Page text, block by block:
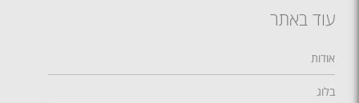
עוד באתר
אודות
בלוג